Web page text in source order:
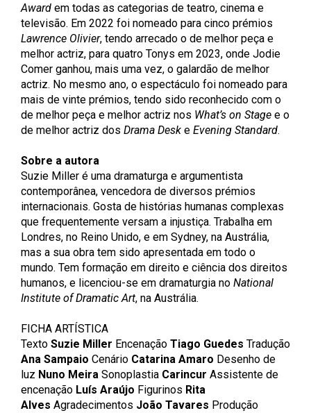
Award em todas as categorias de teatro, cinema e
televisão. Em 2022 foi nomeado para cinco prémios
Lawrence Olivier, tendo arrecado o de melhor peça e
melhor actriz, para quatro Tonys em 2023, onde Jodie
Comer ganhou, mais uma vez, o galardão de melhor
actriz. No mesmo ano, o espectáculo foi nomeado para
mais de vinte prémios, tendo sido reconhecido com o
de melhor peça e melhor actriz nos What’s on Stage e o
de melhor actriz dos Drama Desk e Evening Standard.
Sobre a autora
Suzie Miller é uma dramaturga e argumentista
contemporânea, vencedora de diversos prémios
internacionais. Gosta de histórias humanas complexas
que frequentemente versam a injustiça. Trabalha em
Londres, no Reino Unido, e em Sydney, na Austrália,
mas a sua obra tem sido apresentada em todo o
mundo. Tem formação em direito e ciência dos direitos
humanos, e licenciou-se em dramaturgia no National
Institute of Dramatic Art, na Austrália.
FICHA ARTÍSTICA
Texto Suzie Miller Encenação Tiago Guedes Tradução
Ana Sampaio Cenário Catarina Amaro Desenho de
luz Nuno Meira Sonoplastia Carincur Assistente de
encenação Luís Araújo Figurinos Rita
Alves Agradecimentos João Tavares Produção